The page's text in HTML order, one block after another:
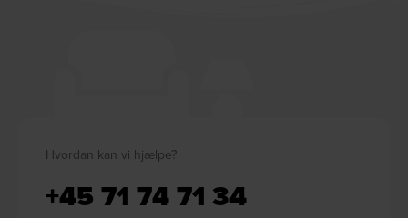
Hvordan kan vi hjælpe?
+45 71 74 71 34